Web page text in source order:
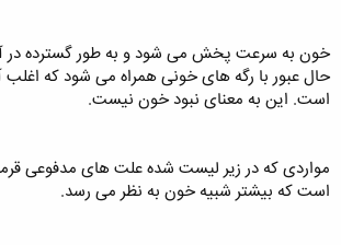
خون به سرعت پخش می‌ شود و به طور گسترده
حال عبور با رگه‌ های خونی همراه می شود که
است. این به معنای نبود خون نیست.
مواردی که در زیر لیست شده علت های مدفوعی
است که بیشتر شبیه خون به نظر می رسد.